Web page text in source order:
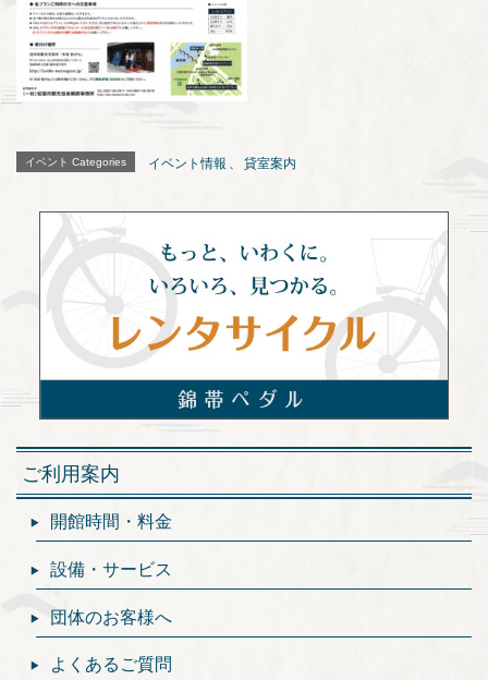
イベント Categories イベント情報 、 貸室案内
ご利用案内
開館時間・料金
設備・サービス
団体のお客様へ
よくあるご質問